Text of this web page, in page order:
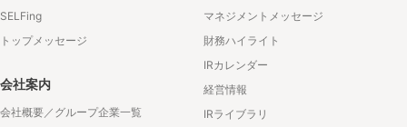
SELFing
トップメッセージ
会社案内
会社概要／グループ企業一覧
マネジメントメッセージ
財務ハイライト
IRカレンダー
経営情報
IRライブラリ